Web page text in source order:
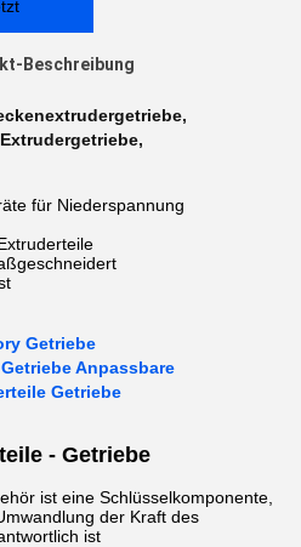
Beschreibung
,
,
für Niederspannung
Getriebe
Anpassbare
Getriebe
- Getriebe
ist eine Schlüsselkomponente,
der Kraft des
ist